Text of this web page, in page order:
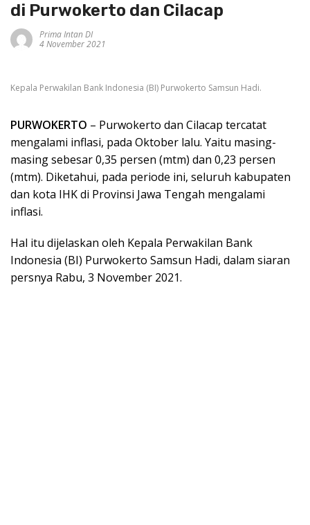
di Purwokerto dan Cilacap
Prima Intan DI
4 November 2021
Kepala Perwakilan Bank Indonesia (BI) Purwokerto Samsun Hadi.
PURWOKERTO – Purwokerto dan Cilacap tercatat
mengalami inflasi, pada Oktober lalu. Yaitu masing-
masing sebesar 0,35 persen (mtm) dan 0,23 persen
(mtm). Diketahui, pada periode ini, seluruh kabupaten
dan kota IHK di Provinsi Jawa Tengah mengalami
inflasi.
Hal itu dijelaskan oleh Kepala Perwakilan Bank
Indonesia (BI) Purwokerto Samsun Hadi, dalam siaran
persnya Rabu, 3 November 2021.